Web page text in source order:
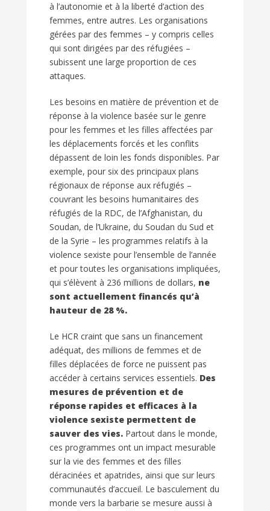
à l’autonomie et à la liberté d’action des
femmes, entre autres. Les organisations
gérées par des femmes – y compris celles
qui sont dirigées par des réfugiées –
subissent une large proportion de ces
attaques.
Les besoins en matière de prévention et de
réponse à la violence basée sur le genre
pour les femmes et les filles affectées par
les déplacements forcés et les conflits
dépassent de loin les fonds disponibles. Par
exemple, pour six des principaux plans
régionaux de réponse aux réfugiés –
couvrant les besoins humanitaires des
réfugiés de la RDC, de l’Afghanistan, du
Soudan, de l’Ukraine, du Soudan du Sud et
de la Syrie – les programmes relatifs à la
violence sexiste pour l’ensemble de l’année
et pour toutes les organisations impliquées,
qui s’élèvent à 236 millions de dollars, ne
sont actuellement financés qu’à
hauteur de 28 %.
Le HCR craint que sans un financement
adéquat, des millions de femmes et de
filles déplacées de force ne puissent pas
accéder à certains services essentiels. Des
mesures de prévention et de
réponse rapides et efficaces à la
violence sexiste permettent de
sauver des vies. Partout dans le monde,
ces programmes ont un impact mesurable
sur la vie des femmes et des filles
déracinées et apatrides, ainsi que sur leurs
communautés d’accueil. Le basculement du
monde vers la barbarie se mesure aussi à